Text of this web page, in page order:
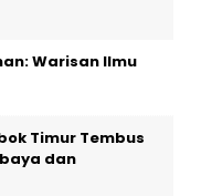
Warisan Ilmu
Timur Tembus
dan